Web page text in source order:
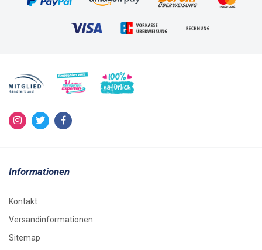
Informationen
Kontakt
Versandinformationen
Sitemap